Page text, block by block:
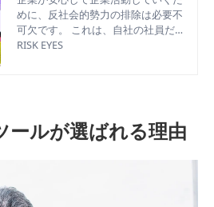
めに、反社会的勢力の排除は必要不
可欠です。 これは、自社の社員だけ
でなく、取引先の反社チェックも欠
RISK EYES
ールが選ばれる理由